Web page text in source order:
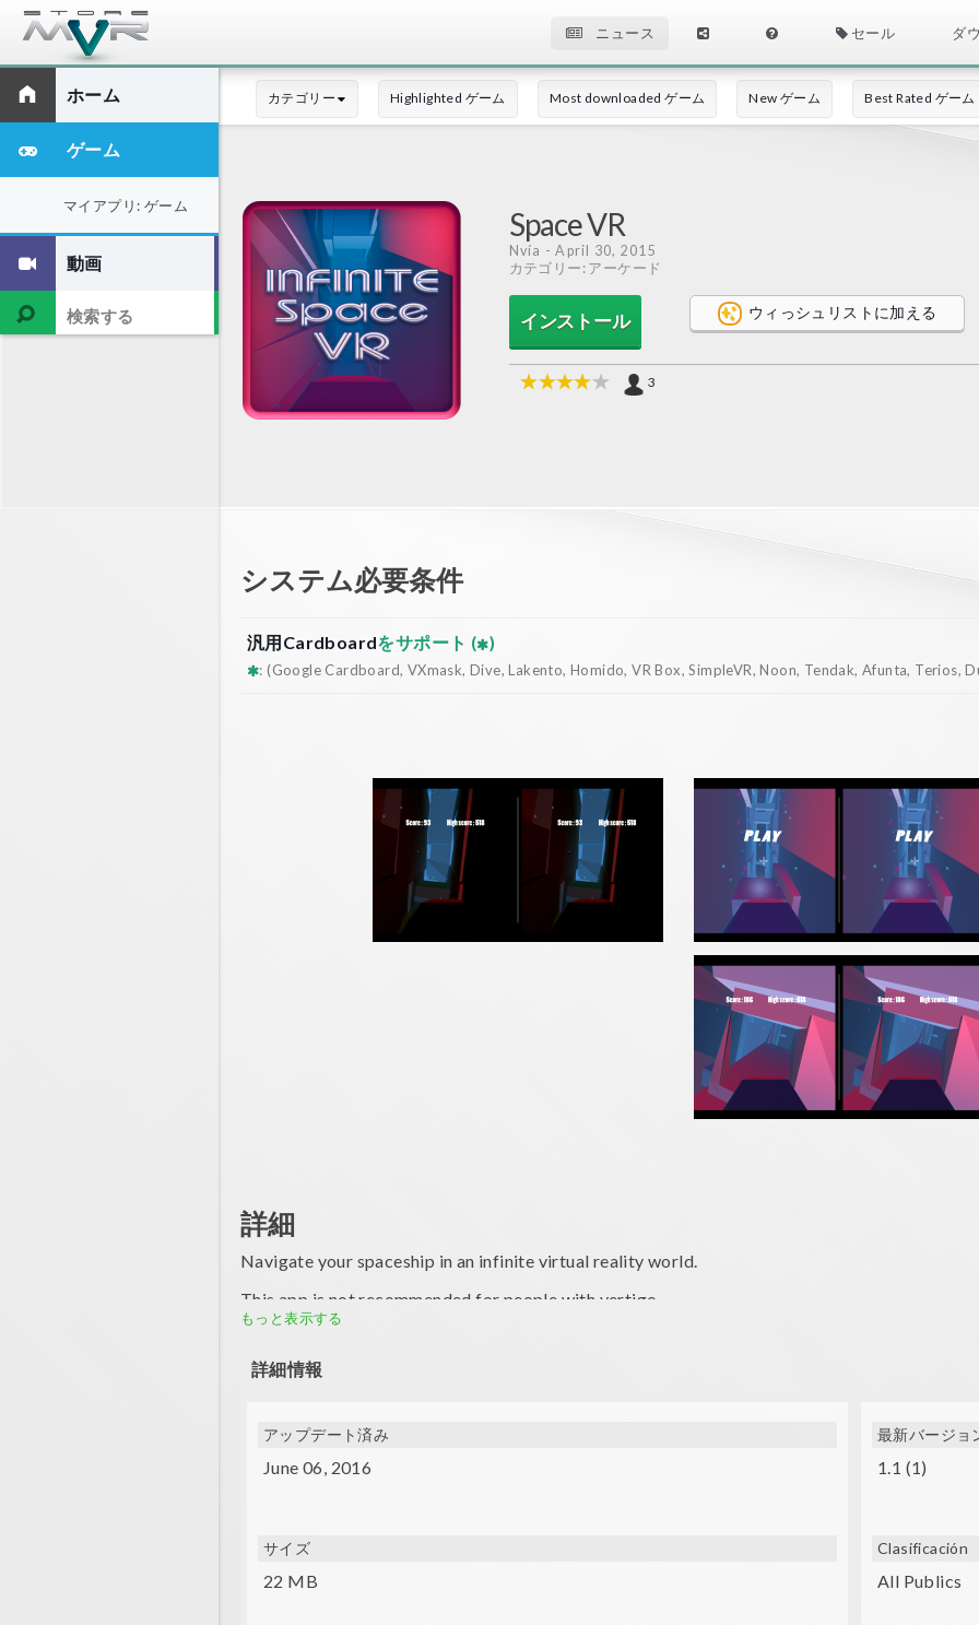
ニュース セール ダ
ホーム
ゲーム
マイアプリ: ゲーム
動画
カテゴリー Highlighted ゲーム Most downloaded ゲーム New ゲーム Best Rated ゲーム
Space VR
Nvía - April 30, 2015
カテゴリー: アーケード
インストール ウィっシュリストに加える
3
システム必要条件
汎用Cardboardをサポート ( )
: (Google Cardboard, VXmask, Dive, Lakento, Homido, VR Box, SimpleVR, Noon, Tendak, Afunta, Terios,
詳細
Navigate your spaceship in an infinite virtual reality world.
This app is not recommended for people with vertigo.
• Vector graphics
もっと表示する
詳細情報
アップデート済み
June 06, 2016
サイズ
22 MB
最新バージョ
1.1 (1)
Clasificación
All Publics